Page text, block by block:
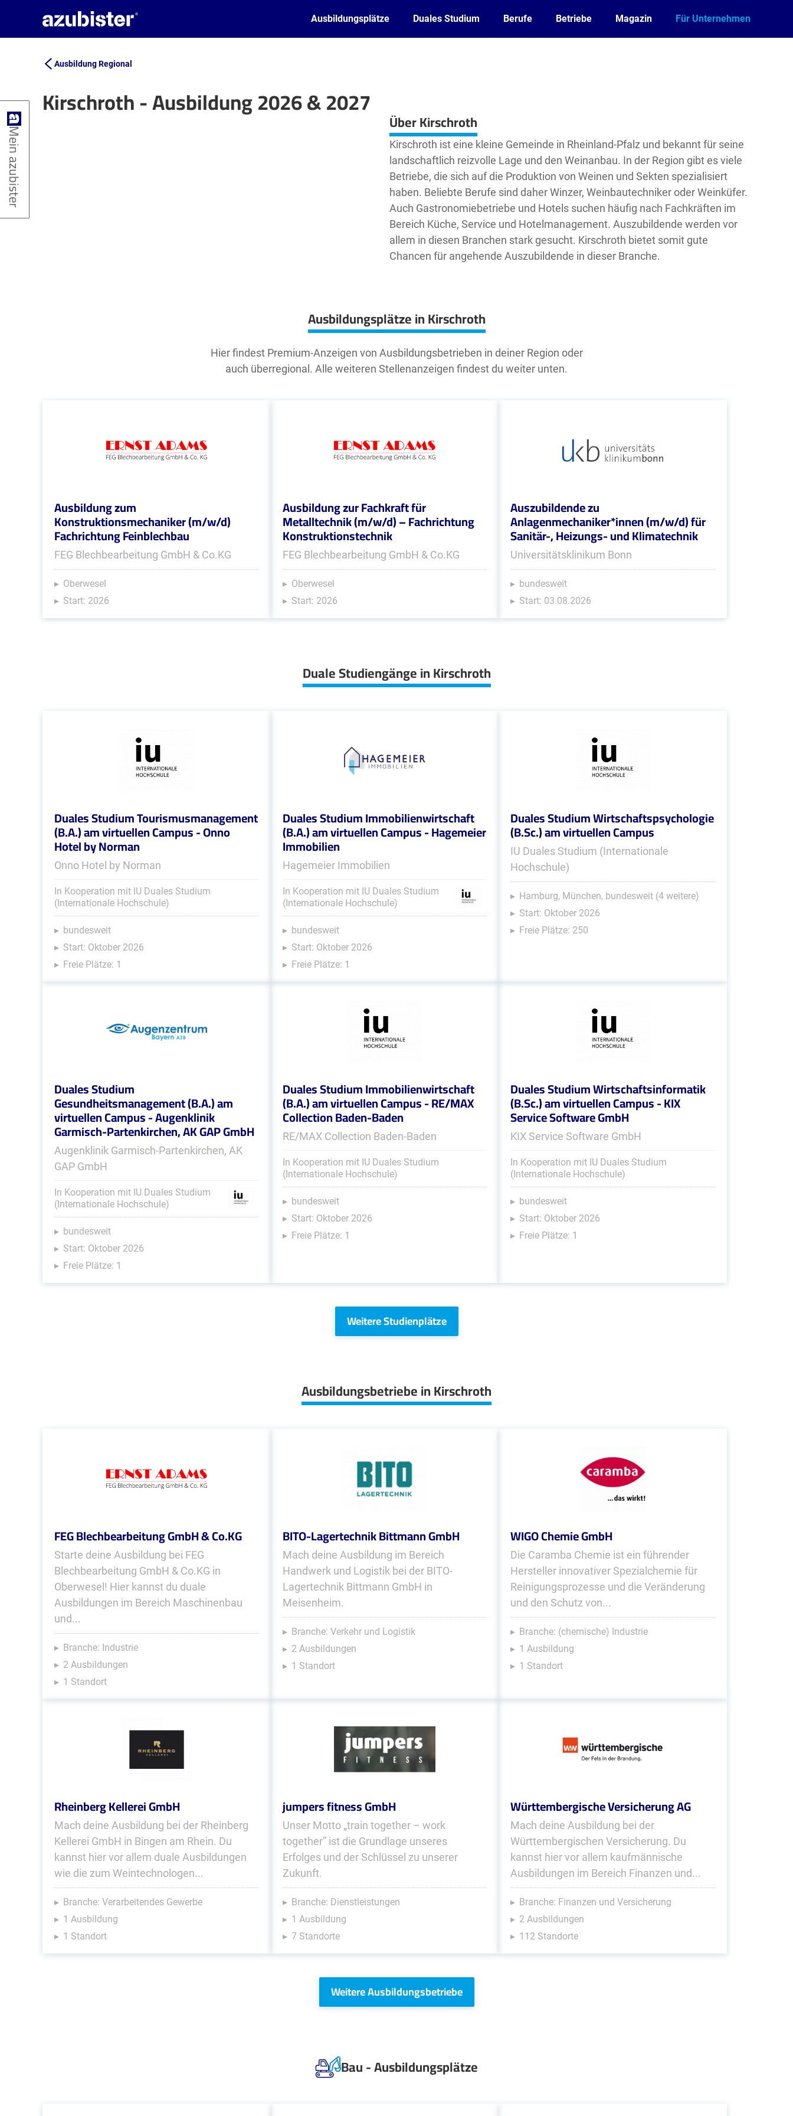
Ausbildungsplätze Duales Studium Berufe Betriebe Magazin Für Unternehmen
Ausbildung Regional
Kirschroth - Ausbildung 2026 & 2027
Leaflet| ©OpenStreetMap2contributors Über Kirschroth
Kirschroth ist eine kleine Gemeinde in Rheinland-Pfalz und bekannt für seine
landschaftlich reizvolle Lage und den Weinanbau. In der Region gibt es viele
Betriebe, die sich auf die Produktion von Weinen und Sekten spezialisiert
haben. Beliebte Berufe sind daher Winzer, Weinbautechniker oder Weinküfer.
Auch Gastronomiebetriebe und Hotels suchen häufig nach Fachkräften im
Bereich Küche, Service und Hotelmanagement. Auszubildende werden vor
allem in diesen Branchen stark gesucht. Kirschroth bietet somit gute
Chancen für angehende Auszubildende in dieser Branche.
Ausbildungsplätze in Kirschroth
Hier findest Premium-Anzeigen von Ausbildungsbetrieben in deiner Region oder
auch überregional. Alle weiteren Stellenanzeigen findest du weiter unten.
Ausbildung zum
Konstruktionsmechaniker (m/w/d)
Fachrichtung Feinblechbau
FEG Blechbearbeitung GmbH & Co.KG
Oberwesel
Start: 2026
Ausbildung zur Fachkraft für
Metalltechnik (m/w/d) – Fachrichtung
Konstruktionstechnik
FEG Blechbearbeitung GmbH & Co.KG
Oberwesel
Start: 2026
Auszubildende zu
Anlagenmechaniker*innen (m/w/d) für
Sanitär-, Heizungs- und Klimatechnik
Universitätsklinikum Bonn
bundesweit
Start: 03.08.2026
Duale Studiengänge in Kirschroth
Duales Studium Tourismusmanagement
(B.A.) am virtuellen Campus - Onno
Hotel by Norman
Onno Hotel by Norman
In Kooperation mit IU Duales Studium
(Internationale Hochschule)
bundesweit
Start: Oktober 2026
Freie Plätze: 1
Duales Studium Immobilienwirtschaft
(B.A.) am virtuellen Campus - Hagemeier
Immobilien
Hagemeier Immobilien
In Kooperation mit IU Duales Studium
(Internationale Hochschule)
bundesweit
Start: Oktober 2026
Freie Plätze: 1
Duales Studium Wirtschaftspsychologie
(B.Sc.) am virtuellen Campus
IU Duales Studium (Internationale
Hochschule)
Hamburg, München, bundesweit (4 weitere)
Start: Oktober 2026
Freie Plätze: 250
Duales Studium
Gesundheitsmanagement (B.A.) am
virtuellen Campus - Augenklinik
Garmisch-Partenkirchen, AK GAP GmbH
Augenklinik Garmisch-Partenkirchen, AK
GAP GmbH
In Kooperation mit IU Duales Studium
(Internationale Hochschule)
bundesweit
Start: Oktober 2026
Freie Plätze: 1
Duales Studium Immobilienwirtschaft
(B.A.) am virtuellen Campus - RE/MAX
Collection Baden-Baden
RE/MAX Collection Baden-Baden
In Kooperation mit IU Duales Studium
(Internationale Hochschule)
bundesweit
Start: Oktober 2026
Freie Plätze: 1
Duales Studium Wirtschaftsinformatik
(B.Sc.) am virtuellen Campus - KIX
Service Software GmbH
KIX Service Software GmbH
In Kooperation mit IU Duales Studium
(Internationale Hochschule)
bundesweit
Start: Oktober 2026
Freie Plätze: 1
Weitere Studienplätze
Ausbildungsbetriebe in Kirschroth
FEG Blechbearbeitung GmbH & Co.KG
Starte deine Ausbildung bei FEG
Blechbearbeitung GmbH & Co.KG in
Oberwesel! Hier kannst du duale
Ausbildungen im Bereich Maschinenbau
und...
Branche: Industrie
2 Ausbildungen
1 Standort
BITO-Lagertechnik Bittmann GmbH
Mach deine Ausbildung im Bereich
Handwerk und Logistik bei der BITO-
Lagertechnik Bittmann GmbH in
Meisenheim.
Branche: Verkehr und Logistik
2 Ausbildungen
1 Standort
WIGO Chemie GmbH
Die Caramba Chemie ist ein führender
Hersteller innovativer Spezialchemie für
Reinigungsprozesse und die Veränderung
und den Schutz von...
Branche: (chemische) Industrie
1 Ausbildung
1 Standort
Rheinberg Kellerei GmbH
Mach deine Ausbildung bei der Rheinberg
Kellerei GmbH in Bingen am Rhein. Du
kannst hier vor allem duale Ausbildungen
wie die zum Weintechnologen...
Branche: Verarbeitendes Gewerbe
1 Ausbildung
1 Standort
jumpers fitness GmbH
Unser Motto „train together – work
together” ist die Grundlage unseres
Erfolges und der Schlüssel zu unserer
Zukunft.
Branche: Dienstleistungen
1 Ausbildung
7 Standorte
Württembergische Versicherung AG
Mach deine Ausbildung bei der
Württembergischen Versicherung. Du
kannst hier vor allem kaufmännische
Ausbildungen im Bereich Finanzen und...
Branche: Finanzen und Versicherung
2 Ausbildungen
112 Standorte
Weitere Ausbildungsbetriebe
Bau - Ausbildungsplätze
Mein azubister